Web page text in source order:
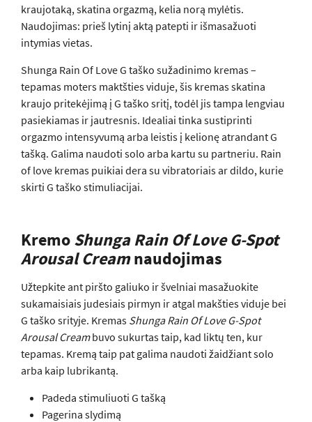
kraujotaką, skatina orgazmą, kelia norą mylėtis.
Naudojimas: prieš lytinį aktą patepti ir išmasažuoti
intymias vietas.
Shunga Rain Of Love G taško sužadinimo kremas –
tepamas moters maktšties viduje, šis kremas skatina
kraujo pritekėjimą į G taško sritį, todėl jis tampa lengviau
pasiekiamas ir jautresnis. Idealiai tinka sustiprinti
orgazmo intensyvumą arba leistis į kelionę atrandant G
tašką. Galima naudoti solo arba kartu su partneriu. Rain
of love kremas puikiai dera su vibratoriais ar dildo, kurie
skirti G taško stimuliacijai.
KremoShunga Rain Of Love G-Spot
Arousal Creamnaudojimas
Užtepkite ant piršto galiuko ir švelniai masažuokite
sukamaisiais judesiais pirmyn ir atgal makšties viduje bei
G taško srityje. Kremas Shunga Rain Of Love G-Spot
Arousal Creambuvo sukurtas taip, kad liktų ten, kur
tepamas. Kremą taip pat galima naudoti žaidžiant solo
arba kaip lubrikantą.
Padeda stimuliuoti G tašką
Pagerina slydimą